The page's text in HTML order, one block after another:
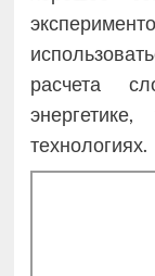
расчета
технологиях.